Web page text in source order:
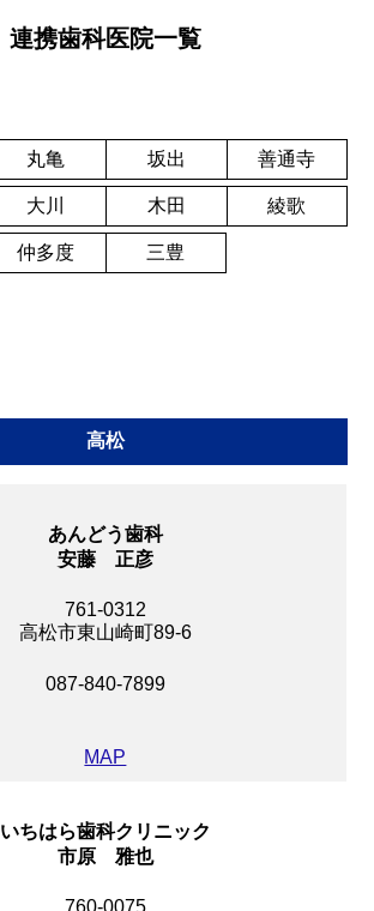
連携歯科医院一覧
丸亀 坂出 善通寺
大川 木田 綾歌
仲多度 三豊
高松
あんどう歯科
安藤 正彦
761-0312
高松市東山崎町89-6
087-840-7899
MAP
いちはら歯科クリニック
市原 雅也